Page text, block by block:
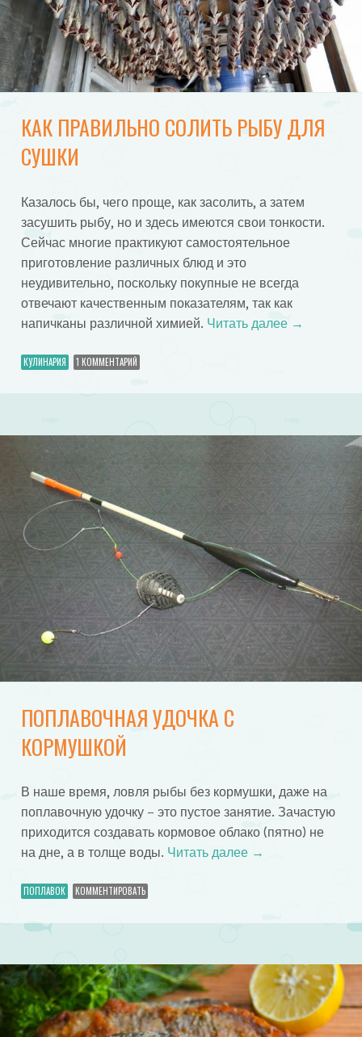
КАК ПРАВИЛЬНО СОЛИТЬ РЫБУ ДЛЯ
СУШКИ
Казалось бы, чего проще, как засолить, а затем
засушить рыбу, но и здесь имеются свои тонкости.
Сейчас многие практикуют самостоятельное
приготовление различных блюд и это
неудивительно, поскольку покупные не всегда
отвечают качественным показателям, так как
напичканы различной химией. Читать далее →
КУЛИНАРИЯ 1 КОММЕНТАРИЙ
ПОПЛАВОЧНАЯ УДОЧКА С
КОРМУШКОЙ
В наше время, ловля рыбы без кормушки, даже на
поплавочную удочку – это пустое занятие. Зачастую
приходится создавать кормовое облако (пятно) не
на дне, а в толще воды. Читать далее →
ПОПЛАВОК КОММЕНТИРОВАТЬ